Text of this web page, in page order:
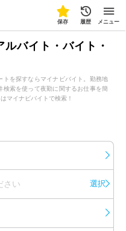
保存 履歴 メニュー
バイト・バイト・
を探すならマイナビバイト。勤務地
索を使って夜勤に関するお仕事を簡
マイナビバイトで検索！
さい 選択